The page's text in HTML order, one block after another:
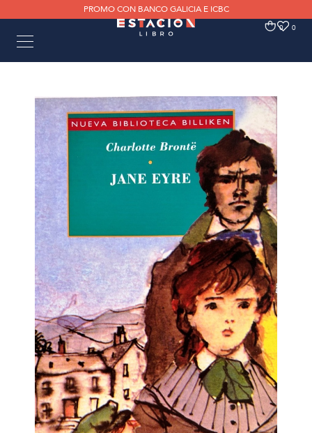
PROMO CON BANCO GALICIA E ICBC
0 0